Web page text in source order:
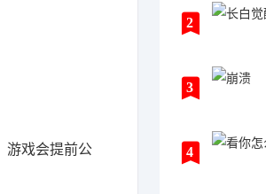
游戏会提前公
2
3
4